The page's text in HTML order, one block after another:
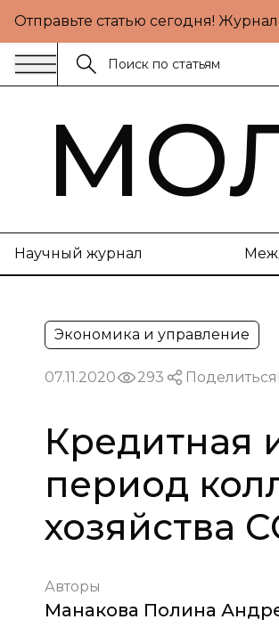
Отправьте статью сегодня!
Научный журнал
Экономика и управление
07.11.2020 293 Поделиться
Кредитная
период
хозяйства
Авторы
Манакова Полина